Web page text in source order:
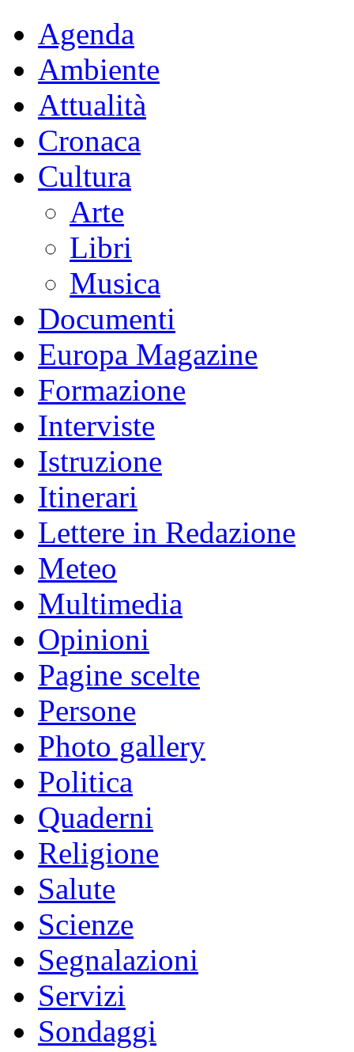
Agenda
Ambiente
Attualità
Cronaca
Cultura
Arte
Libri
Musica
Documenti
Europa Magazine
Formazione
Interviste
Istruzione
Itinerari
Lettere in Redazione
Meteo
Multimedia
Opinioni
Pagine scelte
Persone
Photo gallery
Politica
Quaderni
Religione
Salute
Scienze
Segnalazioni
Servizi
Sondaggi